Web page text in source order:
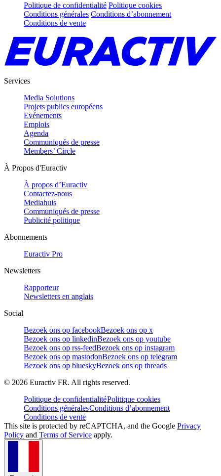
Politique de confidentialité Politique cookies
Conditions générales Conditions d’abonnement
Conditions de vente
Services
Media Solutions
Projets publics européens
Evénements
Emplois
Agenda
Communiqués de presse
Members’ Circle
À Propos d'Euractiv
À propos d’Euractiv
Contactez-nous
Mediahuis
Communiqués de presse
Publicité politique
Abonnements
Euractiv Pro
Newsletters
Rapporteur
Newsletters en anglais
Social
Bezoek ons op facebookBezoek ons op x
Bezoek ons op linkedinBezoek ons op youtube
Bezoek ons op rss-feedBezoek ons op instagram
Bezoek ons op mastodonBezoek ons op telegram
Bezoek ons op blueskyBezoek ons op threads
© 2026 Euractiv FR. All rights reserved.
Politique de confidentialitéPolitique cookies
Conditions généralesConditions d’abonnement
Conditions de vente
This site is protected by reCAPTCHA, and the Google Privacy
Policy and Terms of Service apply.